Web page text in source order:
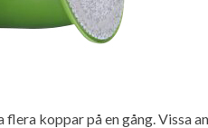
koppar på en gång. Vissa